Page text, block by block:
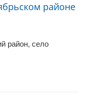
районе
район, село